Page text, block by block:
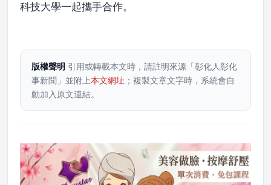
科技大學一起攜手合作。
版權聲明 引用或轉載本文時，請註明來源「彰化人彰化
事新聞」並附上本文網址 ；複製文章文字時，系統會自
動加入原文連結。